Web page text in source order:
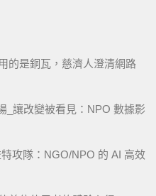
的是銅瓦，慈濟人澄清網路
_讓改變被看見：NPO 數據影
攻隊：NGO/NPO 的 AI 高效